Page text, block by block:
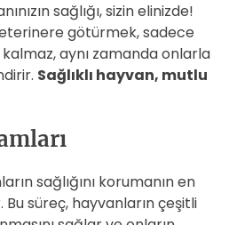
sağlığı, sizin elinizde!
götürmek, sadece
aynı zamanda onlarla
Sağlıklı hayvan, mutlu
sağlığını korumanın en
süreç, hayvanların çeşitli